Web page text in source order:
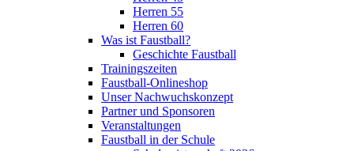
Herren 55
Herren 60
Was ist Faustball?
Geschichte Faustball
Trainingszeiten
Faustball-Onlineshop
Unser Nachwuchskonzept
Partner und Sponsoren
Veranstaltungen
Faustball in der Schule